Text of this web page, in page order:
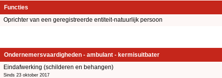
Functies
Oprichter van een geregistreerde entiteit-natuurlijk persoon
Ondernemersvaardigheden - ambulant - kermisuitbater
Eindafwerking (schilderen en behangen)
Sinds 23 oktober 2017